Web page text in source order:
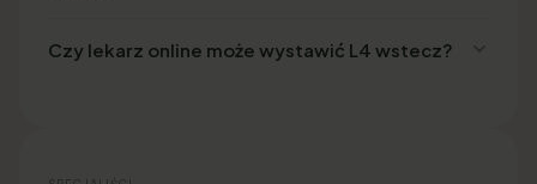
Czy lekarz online może wystawić L4 wstecz?